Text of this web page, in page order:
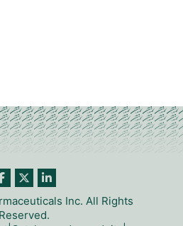
Inc. All Rights
Reserved.